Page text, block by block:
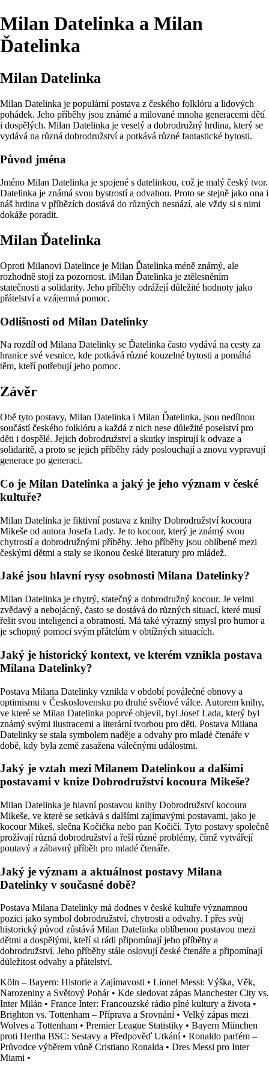
Milan Datelinka a Milan
Ďatelinka
Milan Datelinka
Milan Datelinka je populární postava z českého folklóru a lidových
pohádek. Jeho příběhy jsou známé a milované mnoha generacemi dětí
i dospělých. Milan Datelinka je veselý a dobrodružný hrdina, který se
vydává na různá dobrodružství a potkává různé fantastické bytosti.
Původ jména
Jméno Milan Datelinka je spojené s datelinkou, což je malý český tvor.
Datelinka je známá svou bystrostí a odvahou. Proto se stejně jako ona i
náš hrdina v příbězích dostává do různých nesnází, ale vždy si s nimi
dokáže poradit.
Milan Ďatelinka
Oproti Milanovi Datelince je Milan Ďatelinka méně známý, ale
rozhodně stojí za pozornost. iMilan Ďatelinka je ztělesněním
statečnosti a solidarity. Jeho příběhy odrážejí důležité hodnoty jako
přátelství a vzájemná pomoc.
Odlišnosti od Milan Datelinky
Na rozdíl od Milana Datelinky se Ďatelinka často vydává na cesty za
hranice své vesnice, kde potkává různé kouzelné bytosti a pomáhá
těm, kteří potřebují jeho pomoc.
Závěr
Obě tyto postavy, Milan Datelinka i Milan Ďatelinka, jsou nedílnou
součástí českého folklóru a každá z nich nese důležité poselství pro
děti i dospělé. Jejich dobrodružství a skutky inspirují k odvaze a
solidaritě, a proto se jejich příběhy rády poslouchají a znovu vypravují
generace po generaci.
Co je Milan Datelinka a jaký je jeho význam v české
kultuře?
Milan Datelinka je fiktivní postava z knihy Dobrodružství kocoura
Mikeše od autora Josefa Lady. Je to kocour, který je známý svou
chytrostí a dobrodružnými příběhy. Jeho příběhy jsou oblíbené mezi
českými dětmi a staly se ikonou české literatury pro mládež.
Jaké jsou hlavní rysy osobnosti Milana Datelinky?
Milan Datelinka je chytrý, statečný a dobrodružný kocour. Je velmi
zvědavý a nebojácný, často se dostává do různých situací, které musí
řešit svou inteligencí a obratností. Má také výrazný smysl pro humor a
je schopný pomoci svým přátelům v obtížných situacích.
Jaký je historický kontext, ve kterém vznikla postava
Milana Datelinky?
Postava Milana Datelinky vznikla v období poválečné obnovy a
optimismu v Československu po druhé světové válce. Autorem knihy,
ve které se Milan Datelinka poprvé objevil, byl Josef Lada, který byl
známý svými ilustracemi a literární tvorbou pro děti. Postava Milana
Datelinky se stala symbolem naděje a odvahy pro mladé čtenáře v
době, kdy byla země zasažena válečnými událostmi.
Jaký je vztah mezi Milanem Datelinkou a dalšími
postavami v knize Dobrodružství kocoura Mikeše?
Milan Datelinka je hlavní postavou knihy Dobrodružství kocoura
Mikeše, ve které se setkává s dalšími zajímavými postavami, jako je
kocour Mikeš, slečna Kočička nebo pan Kočičí. Tyto postavy společně
prožívají různá dobrodružství a řeší různé problémy, čímž vytvářejí
poutavý a zábavný příběh pro mladé čtenáře.
Jaký je význam a aktuálnost postavy Milana
Datelinky v současné době?
Postava Milana Datelinky má dodnes v české kultuře významnou
pozici jako symbol dobrodružství, chytrosti a odvahy. I přes svůj
historický původ zůstává Milan Datelinka oblíbenou postavou mezi
dětmi a dospělými, kteří si rádi připomínají jeho příběhy a
dobrodružství. Jeho příběhy stále oslovují české čtenáře a připomínají
důležitost odvahy a přátelství.
Köln – Bayern: Historie a Zajímavosti • Lionel Messi: Výška, Věk,
Narozeniny a Světový Pohár• Kde sledovat zápas Manchester City vs.
Inter Milán • France Inter: Francouzské rádio plné kultury a života •
Brighton vs. Tottenham – Příprava a Srovnání • Velký zápas mezi
Wolves a Tottenham • Premier League Statistiky • Bayern München
proti Hertha BSC: Sestavy a Předpověď Utkání • Ronaldo parfém –
Průvodce výběrem vůně Cristiano Ronalda • Dres Messi pro Inter
Miami •